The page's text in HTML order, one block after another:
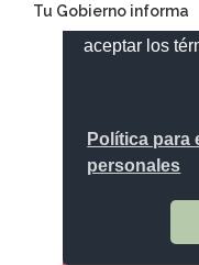
Tu Gobierno informa